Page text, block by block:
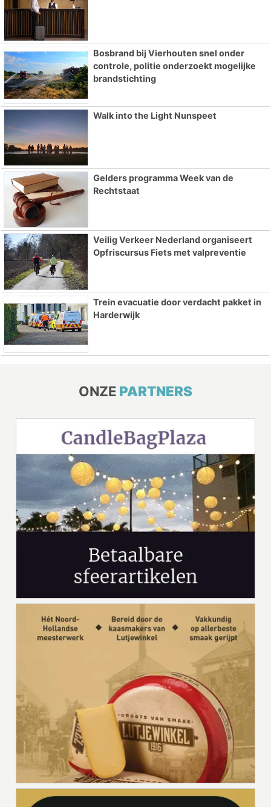
Bosbrand bij Vierhouten snel onder
controle, politie onderzoekt mogelijke
brandstichting
Walk into the Light Nunspeet
Gelders programma Week van de
Rechtstaat
Veilig Verkeer Nederland organiseert
Opfriscursus Fiets met valpreventie
Trein evacuatie door verdacht pakket in
Harderwijk
ONZE PARTNERS